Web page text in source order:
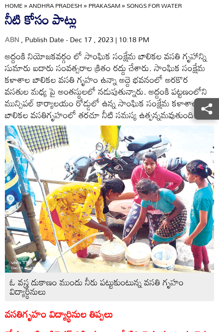
HOME»ANDHRA PRADESH»PRAKASAM»SONGS FOR WATER
నీటి కోసం పాట్లు
ABN, Publish Date - Dec 17 , 2023 | 10:18 PM
అద్దంకి నియోజకవర్గం లో సాంఘిక సంక్షేమ బాలికల వసతి గృహాన్ని
సుమారు ఐదారు సంవత్సరాల క్రితం రద్దు చేశారు. సాంఘిక సంక్షేమ
కళాశాల బాలికల వసతి గృహం ఉన్నా అద్దె భవనంలో అరకొర
వసతుల మధ్య పై అంతస్థులలో నడుపుతున్నారు. అద్దంకి పట్టణంలోని
మున్సిపల్‌ కార్యాలయం రోడ్డులో ఉన్న సాంఘిక సంక్షేమ కళాశాల
బాలికల వసతిగృహంలో తరచూ నీటి సమస్య ఉత్పన్నమవుతుంది.
ఓ వస్త్ర దుకాణం ముందు నీరు పట్టుకుంటున్న వసతి గృహం
విద్యార్థినులు
వసతిగృహం విద్యార్థినుల తిప్పలు